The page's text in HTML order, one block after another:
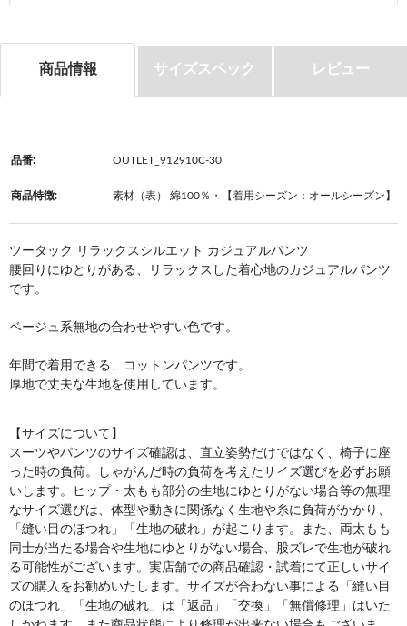
商品情報 サイズスペック レビュー
品番: OUTLET_912910C-30
商品特徴: 素材（表） 綿100％・【着用シーズン：オールシーズン】
ツータック リラックスシルエット カジュアルパンツ
腰回りにゆとりがある、リラックスした着心地のカジュアルパンツ
です。
ベージュ系無地の合わせやすい色です。
年間で着用できる、コットンパンツです。
厚地で丈夫な生地を使用しています。
【サイズについて】
スーツやパンツのサイズ確認は、直立姿勢だけではなく、椅子に座
った時の負荷。しゃがんだ時の負荷を考えたサイズ選びを必ずお願
いします。ヒップ・太もも部分の生地にゆとりがない場合等の無理
なサイズ選びは、体型や動きに関係なく生地や糸に負荷がかかり、
「縫い目のほつれ」「生地の破れ」が起こります。また、両太もも
同士が当たる場合や生地にゆとりがない場合、股ズレで生地が破れ
る可能性がございます。実店舗での商品確認・試着にて正しいサイ
ズの購入をお勧めいたします。サイズが合わない事による「縫い目
のほつれ」「生地の破れ」は「返品」「交換」「無償修理」はいた